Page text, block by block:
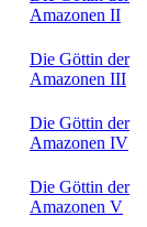
Amazonen II
Die Göttin der
Amazonen III
Die Göttin der
Amazonen IV
Die Göttin der
Amazonen V